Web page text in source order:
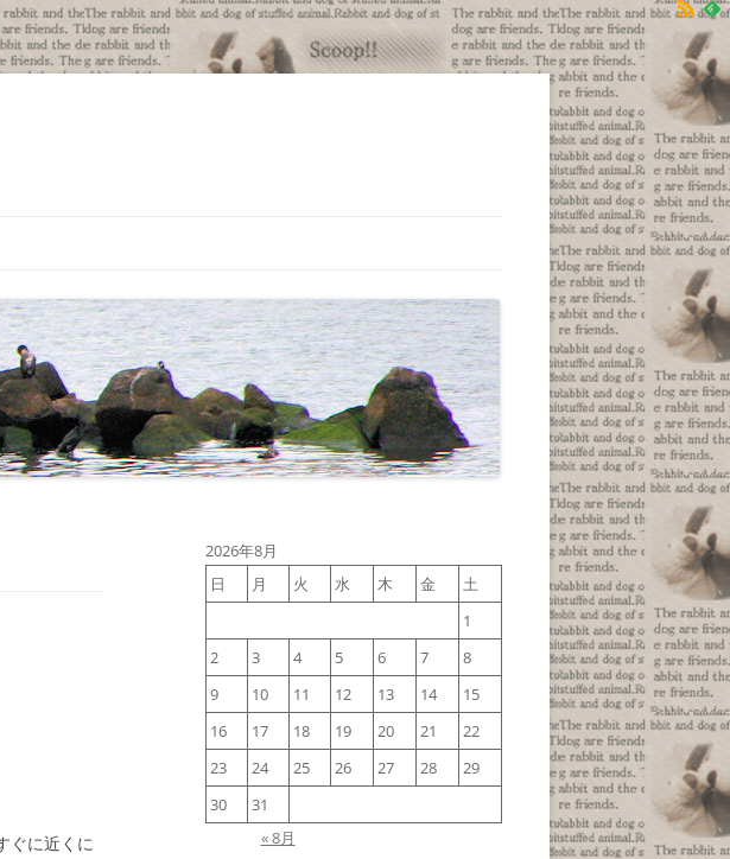
ぐに近くに
2026年8月
日
月 火 水 木 金
土
1
2
3 4 5 6 7
8
9
10 11 12 13 14
15
16
17 18 19 20 21
22
23
24 25 26 27 28
29
30
31
« 8月